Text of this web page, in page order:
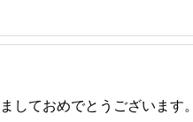
しておめでとうございます。